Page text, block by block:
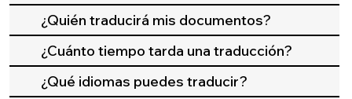
¿Quién traducirá mis documentos?
¿Cuánto tiempo tarda una traducción?
¿Qué idiomas puedes traducir?